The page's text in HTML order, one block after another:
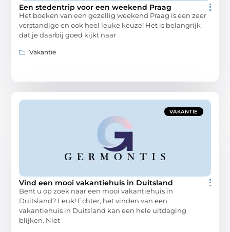
Een stedentrip voor een weekend Praag
Het boeken van een gezellig weekend Praag is een zeer
verstandige en ook heel leuke keuze! Het is belangrijk
dat je daarbij goed kijkt naar
Vakantie
VAKANTIE
Vind een mooi vakantiehuis in Duitsland
Bent u op zoek naar een mooi vakantiehuis in
Duitsland? Leuk! Echter, het vinden van een
vakantiehuis in Duitsland kan een hele uitdaging
blijken. Niet